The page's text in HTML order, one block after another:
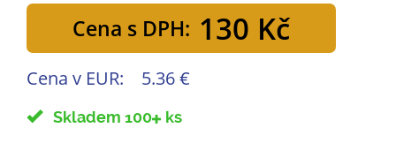
Cena s DPH: 130 Kč
Cena v EUR: 5.36 €
Skladem 100 ks